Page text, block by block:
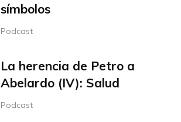
símbolos
Podcast
La herencia de Petro a
Abelardo (IV): Salud
Podcast